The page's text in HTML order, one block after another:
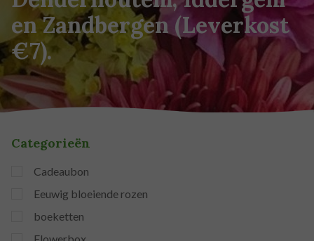
en Zandbergen (Leverkost
€7).
Categorieën
Cadeaubon
Eeuwig bloeiende rozen
boeketten